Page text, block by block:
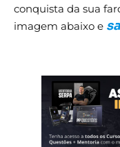
conquista da sua
imagem abaixo e